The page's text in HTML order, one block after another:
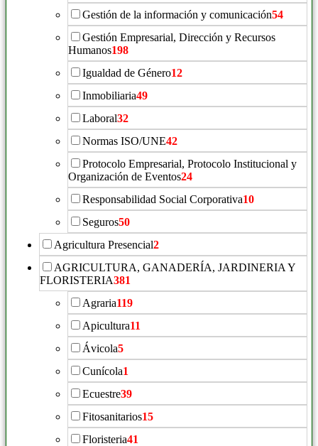
Gestión de la información y comunicación54
Gestión Empresarial, Dirección y Recursos
Humanos198
Igualdad de Género12
Inmobiliaria49
Laboral32
Normas ISO/UNE42
Protocolo Empresarial, Protocolo Institucional y
Organización de Eventos24
Responsabilidad Social Corporativa10
Seguros50
Agricultura Presencial2
AGRICULTURA, GANADERÍA, JARDINERIA Y
FLORISTERIA381
Agraria119
Apicultura11
Ávicola5
Cunícola1
Ecuestre39
Fitosanitarios15
Floristeria41